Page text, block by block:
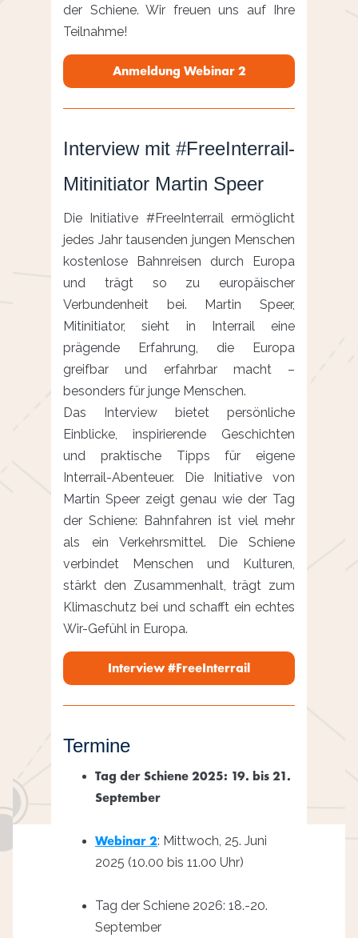
der Schiene. Wir freuen uns auf Ihre
Teilnahme!
Anmeldung Webinar 2
Interview mit #FreeInterrail-
Mitinitiator Martin Speer
Die Initiative #FreeInterrail ermöglicht
jedes Jahr tausenden jungen Menschen
kostenlose Bahnreisen durch Europa
und trägt so zu europäischer
Verbundenheit bei. Martin Speer,
Mitinitiator, sieht in Interrail eine
prägende Erfahrung, die Europa
greifbar und erfahrbar macht –
besonders für junge Menschen.
Das Interview bietet persönliche
Einblicke, inspirierende Geschichten
und praktische Tipps für eigene
Interrail-Abenteuer. Die Initiative von
Martin Speer zeigt genau wie der Tag
der Schiene: Bahnfahren ist viel mehr
als ein Verkehrsmittel. Die Schiene
verbindet Menschen und Kulturen,
stärkt den Zusammenhalt, trägt zum
Klimaschutz bei und schafft ein echtes
Wir-Gefühl in Europa.
Interview #FreeInterrail
Termine
Tag der Schiene 2025: 19. bis 21.
September
Webinar 2: Mittwoch, 25. Juni
2025 (10.00 bis 11.00 Uhr)
Tag der Schiene 2026: 18.-20.
September